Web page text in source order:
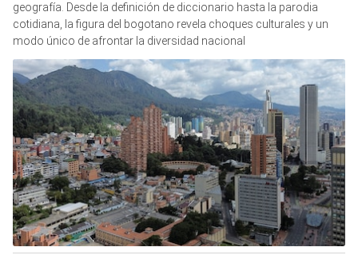
geografía. Desde la definición de diccionario hasta la parodia
cotidiana, la figura del bogotano revela choques culturales y un
modo único de afrontar la diversidad nacional